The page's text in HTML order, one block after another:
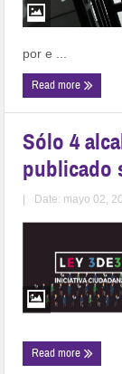
por e ...
Read more
Sólo 4
publicado
Date: mayo 02,
Read more